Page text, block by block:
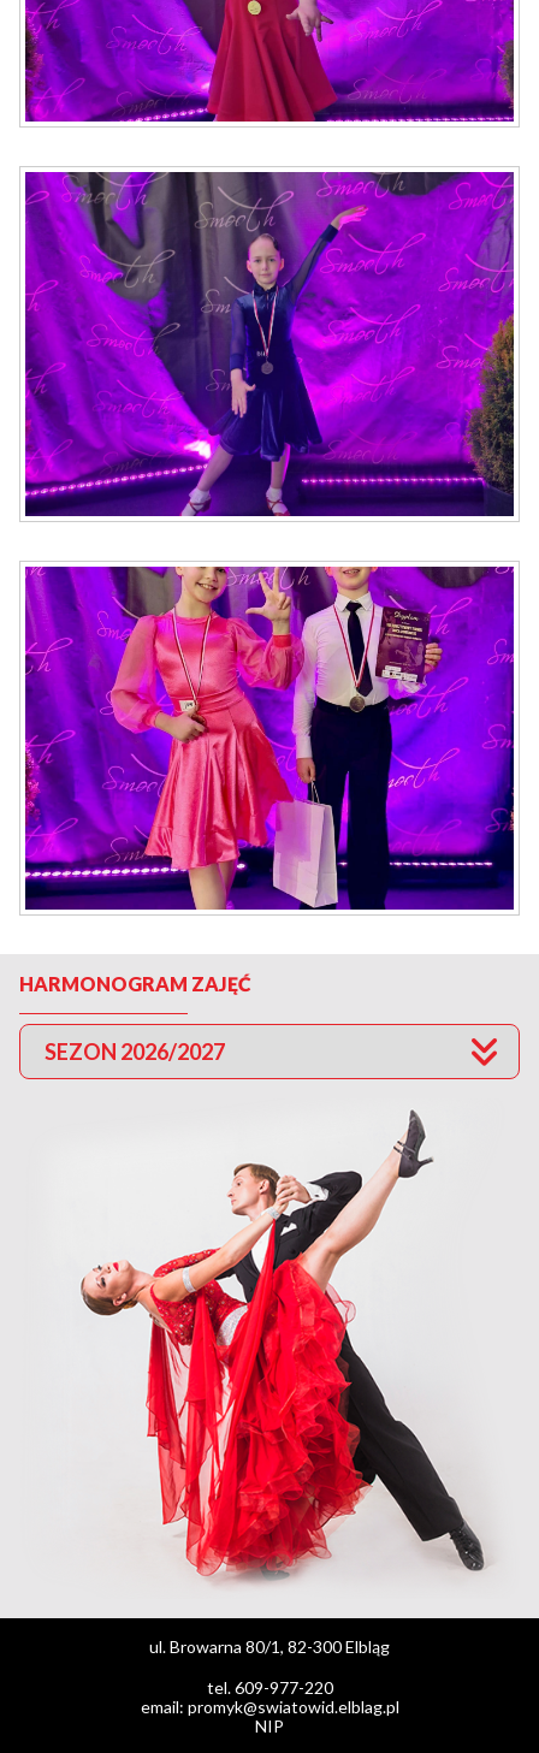
HARMONOGRAM ZAJĘĆ
SEZON 2026/2027
ul. Browarna 80/1, 82-300 Elbląg
tel. 609-977-220
email: promyk@swiatowid.elblag.pl
NIP